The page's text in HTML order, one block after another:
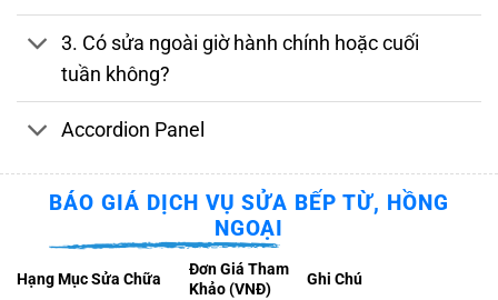
3. Có sửa ngoài giờ hành chính hoặc cuối
tuần không?
Accordion Panel
BÁO GIÁ DỊCH VỤ SỬA BẾP TỪ, HỒNG
NGOẠI
Hạng Mục Sửa Chữa
Đơn Giá Tham
Khảo (VNĐ)
Ghi Chú